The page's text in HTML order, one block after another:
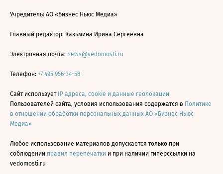
Учредитель: АО «Бизнес Ньюс Медиа»
Главный редактор: Казьмина Ирина Сергеевна
Электронная почта: news@vedomosti.ru
Телефон: +7 495 956-34-58
Сайт использует IP адреса, cookie и данные геолокации
Пользователей сайта, условия использования содержатся в Политике
в отношении обработки персональных данных АО «Бизнес Ньюс
Медиа»
Любое использование материалов допускается только при
соблюдении правил перепечатки и при наличии гиперссылки на
vedomosti.ru